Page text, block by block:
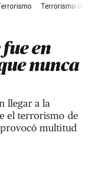
Terrorismo de
en
nunca
llegar a la
el terrorismo de
multitud